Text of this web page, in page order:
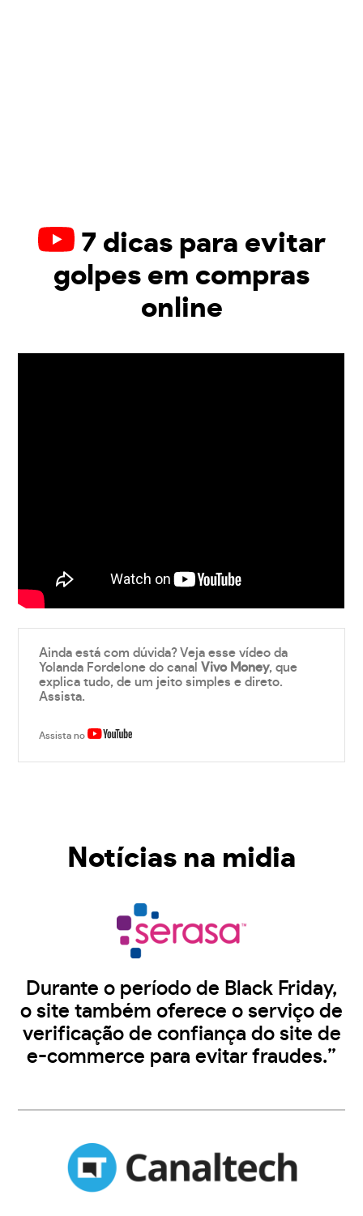
7 dicas para evitar
golpes em compras
online
Ainda está com dúvida? Veja esse vídeo da
Yolanda Fordelone do canalVivo Money, que
explica tudo, de um jeito simples e direto.
Assista.
Assista no
Notícias na midia
Durante o período de Black Friday,
o site também oferece o serviço de
verificação de confiança do site de
e-commerce para evitar fraudes.”